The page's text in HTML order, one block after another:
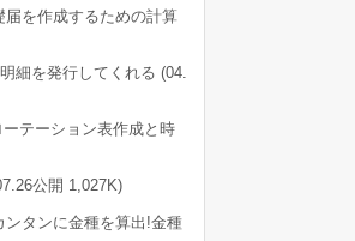
を作成するための計算
細を発行してくれる (04.
テーション表作成と時
公開 1,027K)
タンに金種を算出!金種